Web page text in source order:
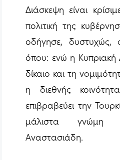
Διάσκεψη είναι
πολιτική της
οδήγησε, δυστυχώς,
όπου: ενώ η Κυπριακή
δίκαιο και τη
η διεθνής
επιβραβεύει την
μάλιστα γνώμη
Αναστασιάδη.